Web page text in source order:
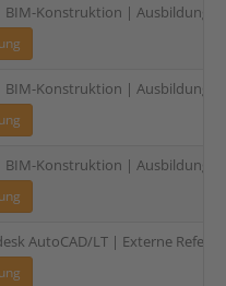
BIM-Konstruktion | Ausbildung
BIM-Konstruktion | Ausbildung
BIM-Konstruktion | Ausbildung
AutoCAD/LT | Externe